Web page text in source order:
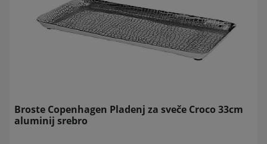
Broste Copenhagen Pladenj za sveče Croco 33cm
aluminij srebro